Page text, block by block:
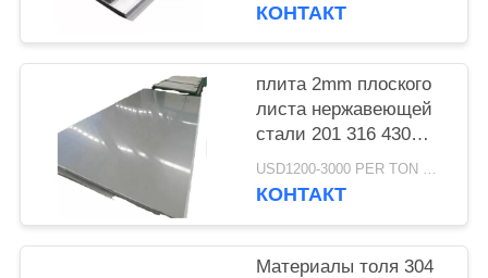
КОНТАКТ
плита 2mm плоского
листа нержавеющей
стали 201 316 430
6mm 10mm толщиной
USD1200-3000 PER TON MOQ:1ton
КОНТАКТ
Материалы толя 304